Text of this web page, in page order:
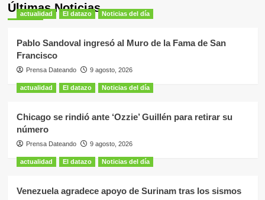
Últimas Noticias
actualidad El datazo Noticias del día
Pablo Sandoval ingresó al Muro de la Fama de San
Francisco
Prensa Dateando 9 agosto, 2026
actualidad El datazo Noticias del día
Chicago se rindió ante ‘Ozzie’ Guillén para retirar su
número
Prensa Dateando 9 agosto, 2026
actualidad El datazo Noticias del día
Venezuela agradece apoyo de Surinam tras los sismos